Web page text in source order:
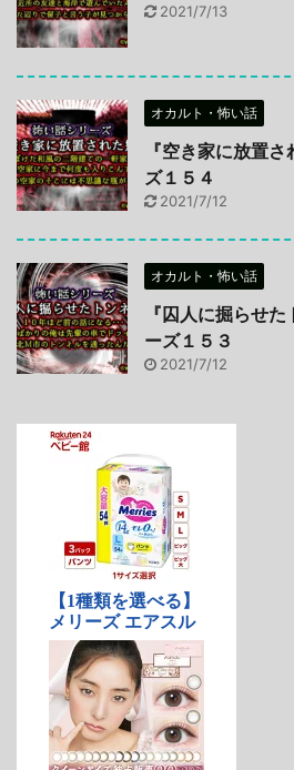
2021/7/13
オカルト・怖い話
『空き家に放置
ズ１５４
2021/7/12
オカルト・怖い話
『囚人に掘らせ
ーズ１５３
2021/7/12